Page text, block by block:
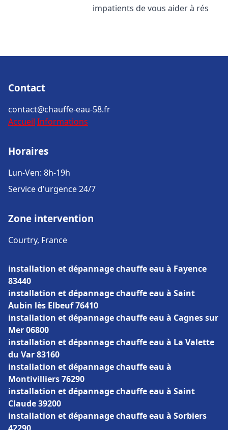
impatients de vous aider à rés
Contact
contact@chauffe-eau-58.fr
Accueil Informations
Horaires
Lun-Ven: 8h-19h
Service d'urgence 24/7
Zone intervention
Courtry, France
installation et dépannage chauffe eau à Fayence
83440
installation et dépannage chauffe eau à Saint
Aubin lès Elbeuf 76410
installation et dépannage chauffe eau à Cagnes sur
Mer 06800
installation et dépannage chauffe eau à La Valette
du Var 83160
installation et dépannage chauffe eau à
Montivilliers 76290
installation et dépannage chauffe eau à Saint
Claude 39200
installation et dépannage chauffe eau à Sorbiers